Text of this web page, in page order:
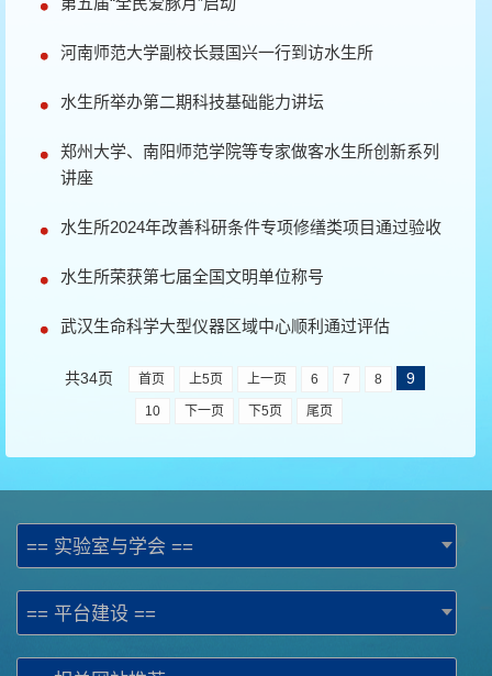
河南师范大学副校长聂国兴一行到访水生所
水生所举办第二期科技基础能力讲坛
郑州大学、南阳师范学院等专家做客水生所创新系列
讲座
水生所2024年改善科研条件专项修缮类项目通过验收
水生所荣获第七届全国文明单位称号
武汉生命科学大型仪器区域中心顺利通过评估
共34页 首页 上5页 上一页 6 7 8 9
10 下一页 下5页 尾页
== 实验室与学会 ==
== 平台建设 ==